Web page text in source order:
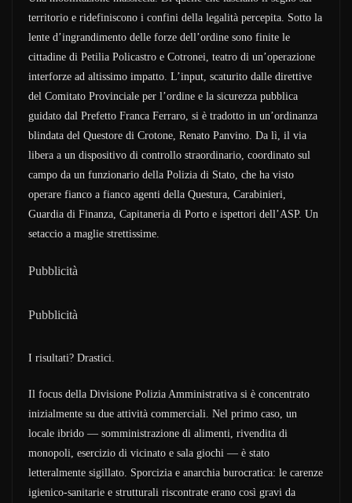
territorio e ridefiniscono i confini della legalità percepita. Sotto la
lente d’ingrandimento delle forze dell’ordine sono finite le
cittadine di Petilia Policastro e Cotronei, teatro di un’operazione
interforze ad altissimo impatto. L’input, scaturito dalle direttive
del Comitato Provinciale per l’ordine e la sicurezza pubblica
guidato dal Prefetto Franca Ferraro, si è tradotto in un’ordinanza
blindata del Questore di Crotone, Renato Panvino. Da lì, il via
libera a un dispositivo di controllo straordinario, coordinato sul
campo da un funzionario della Polizia di Stato, che ha visto
operare fianco a fianco agenti della Questura, Carabinieri,
Guardia di Finanza, Capitaneria di Porto e ispettori dell’ASP. Un
setaccio a maglie strettissime.
Pubblicità
Pubblicità
I risultati? Drastici.
Il focus della Divisione Polizia Amministrativa si è concentrato
inizialmente su due attività commerciali. Nel primo caso, un
locale ibrido — somministrazione di alimenti, rivendita di
monopoli, esercizio di vicinato e sala giochi — è stato
letteralmente sigillato. Sporcizia e anarchia burocratica: le carenze
igienico-sanitarie e strutturali riscontrate erano così gravi da